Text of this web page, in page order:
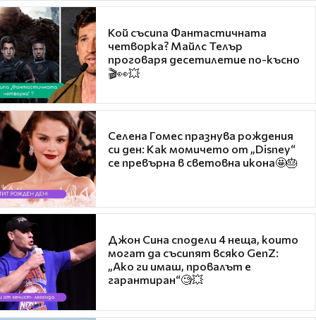
Кой съсипа Фантастичната
четворка? Майлс Телър
проговаря десетилетие по-късно
🎬👀💥
Селена Гомес празнува рождения
си ден: Как момичето от „Disney“
се превърна в световна икона🤩🎂
Джон Сина сподели 4 неща, които
могат да съсипят всяко GenZ:
„Ако ги имаш, провалът е
гарантиран“🧐💥